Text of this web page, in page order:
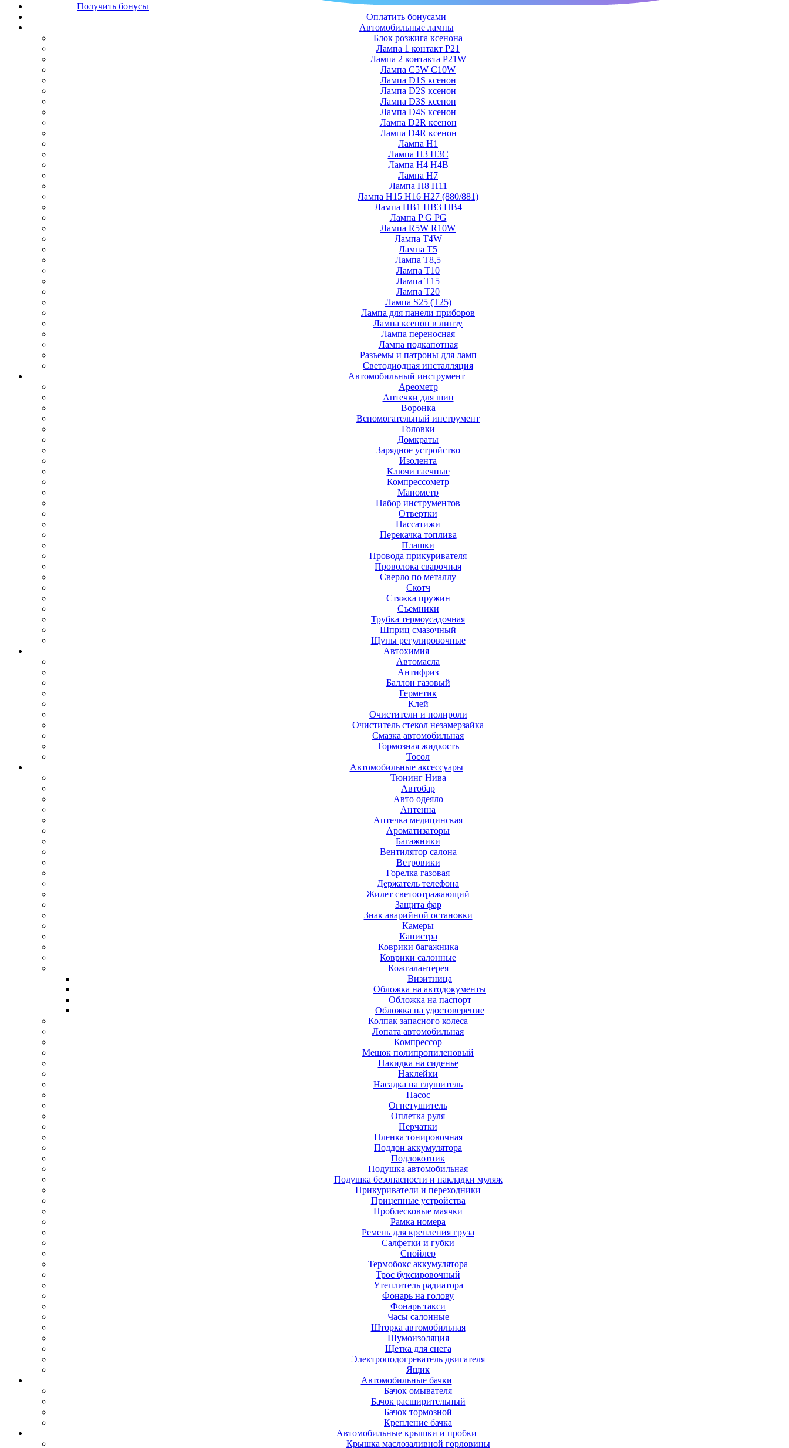
Получить бонусы
Оплатить бонусами
Автомобильные лампы
Блок розжига ксенона
Лампа 1 контакт P21
Лампа 2 контакта P21W
Лампа C5W C10W
Лампа D1S ксенон
Лампа D2S ксенон
Лампа D3S ксенон
Лампа D4S ксенон
Лампа D2R ксенон
Лампа D4R ксенон
Лампа H1
Лампа H3 H3C
Лампа H4 H4B
Лампа H7
Лампа H8 H11
Лампа H15 H16 H27 (880/881)
Лампа HB1 HB3 HB4
Лампа P G PG
Лампа R5W R10W
Лампа T4W
Лампа T5
Лампа T8,5
Лампа T10
Лампа T15
Лампа T20
Лампа S25 (T25)
Лампа для панели приборов
Лампа ксенон в линзу
Лампа переносная
Лампа подкапотная
Разъемы и патроны для ламп
Светодиодная инсталляция
Автомобильный инструмент
Ареометр
Аптечки для шин
Воронка
Вспомогательный инструмент
Головки
Домкраты
Зарядное устройство
Изолента
Ключи гаечные
Компрессометр
Манометр
Набор инструментов
Отвертки
Пассатижи
Перекачка топлива
Плашки
Провода прикуривателя
Проволока сварочная
Сверло по металлу
Скотч
Стяжка пружин
Съемники
Трубка термоусадочная
Шприц смазочный
Щупы регулировочные
Автохимия
Автомасла
Антифриз
Баллон газовый
Герметик
Клей
Очистители и полироли
Очиститель стекол незамерзайка
Смазка автомобильная
Тормозная жидкость
Тосол
Автомобильные аксессуары
Тюнинг Нива
Автобар
Авто одеяло
Антенна
Аптечка медицинская
Ароматизаторы
Багажники
Вентилятор салона
Ветровики
Горелка газовая
Держатель телефона
Жилет светоотражающий
Защита фар
Знак аварийной остановки
Камеры
Канистра
Коврики багажника
Коврики салонные
Кожгалантерея
Визитница
Обложка на автодокументы
Обложка на паспорт
Обложка на удостоверение
Колпак запасного колеса
Лопата автомобильная
Компрессор
Мешок полипропиленовый
Накидка на сиденье
Наклейки
Насадка на глушитель
Насос
Огнетушитель
Оплетка руля
Перчатки
Пленка тонировочная
Поддон аккумулятора
Подлокотник
Подушка автомобильная
Подушка безопасности и накладки муляж
Прикуриватели и переходники
Прицепные устройства
Проблесковые маячки
Рамка номера
Ремень для крепления груза
Салфетки и губки
Спойлер
Термобокс аккумулятора
Трос буксировочный
Утеплитель радиатора
Фонарь на голову
Фонарь такси
Часы салонные
Шторка автомобильная
Шумоизоляция
Щетка для снега
Электроподогреватель двигателя
Ящик
Автомобильные бачки
Бачок омывателя
Бачок расширительный
Бачок тормозной
Крепление бачка
Автомобильные крышки и пробки
Крышка маслозаливной горловины